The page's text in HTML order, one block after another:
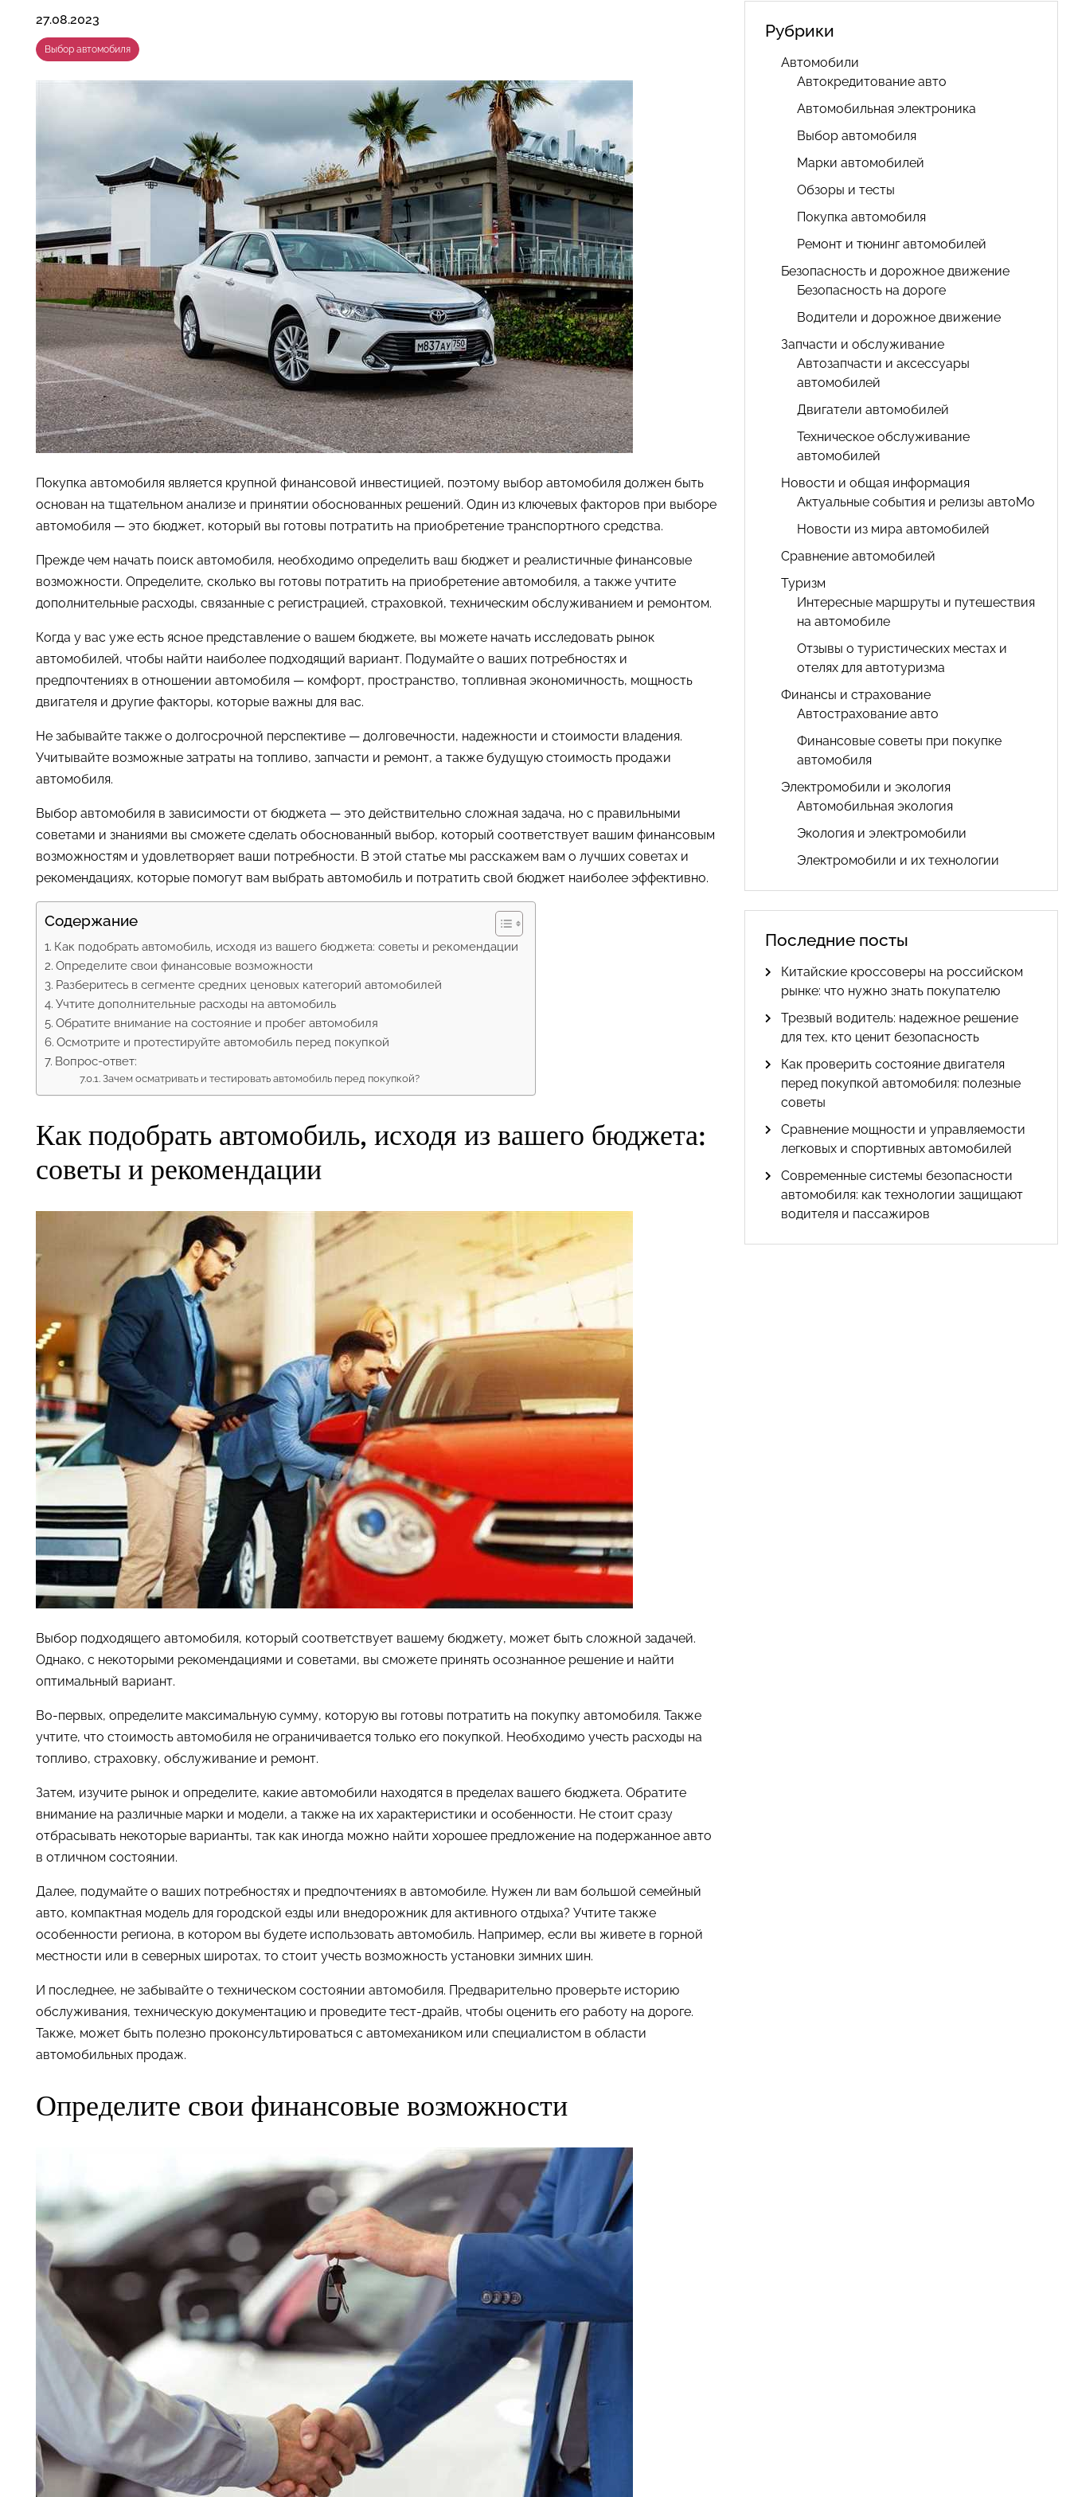
27.08.2023
Выбор автомобиля
Покупка автомобиля является крупной финансовой инвестицией, поэтому выбор автомобиля должен быть
основан на тщательном анализе и принятии обоснованных решений. Один из ключевых факторов при выборе
автомобиля — это бюджет, который вы готовы потратить на приобретение транспортного средства.
Прежде чем начать поиск автомобиля, необходимо определить ваш бюджет и реалистичные финансовые
возможности. Определите, сколько вы готовы потратить на приобретение автомобиля, а также учтите
дополнительные расходы, связанные с регистрацией, страховкой, техническим обслуживанием и ремонтом.
Когда у вас уже есть ясное представление о вашем бюджете, вы можете начать исследовать рынок
автомобилей, чтобы найти наиболее подходящий вариант. Подумайте о ваших потребностях и
предпочтениях в отношении автомобиля — комфорт, пространство, топливная экономичность, мощность
двигателя и другие факторы, которые важны для вас.
Не забывайте также о долгосрочной перспективе — долговечности, надежности и стоимости владения.
Учитывайте возможные затраты на топливо, запчасти и ремонт, а также будущую стоимость продажи
автомобиля.
Выбор автомобиля в зависимости от бюджета — это действительно сложная задача, но с правильными
советами и знаниями вы сможете сделать обоснованный выбор, который соответствует вашим финансовым
возможностям и удовлетворяет ваши потребности. В этой статье мы расскажем вам о лучших советах и
рекомендациях, которые помогут вам выбрать автомобиль и потратить свой бюджет наиболее эффективно.
Содержание
Как подобрать автомобиль, исходя из вашего бюджета: советы и рекомендации
Определите свои финансовые возможности
Разберитесь в сегменте средних ценовых категорий автомобилей
Учтите дополнительные расходы на автомобиль
Обратите внимание на состояние и пробег автомобиля
Осмотрите и протестируйте автомобиль перед покупкой
Вопрос-ответ:
Зачем осматривать и тестировать автомобиль перед покупкой?
Как подобрать автомобиль, исходя из вашего бюджета:
советы и рекомендации
Выбор подходящего автомобиля, который соответствует вашему бюджету, может быть сложной задачей.
Однако, с некоторыми рекомендациями и советами, вы сможете принять осознанное решение и найти
оптимальный вариант.
Во-первых, определите максимальную сумму, которую вы готовы потратить на покупку автомобиля. Также
учтите, что стоимость автомобиля не ограничивается только его покупкой. Необходимо учесть расходы на
топливо, страховку, обслуживание и ремонт.
Затем, изучите рынок и определите, какие автомобили находятся в пределах вашего бюджета. Обратите
внимание на различные марки и модели, а также на их характеристики и особенности. Не стоит сразу
отбрасывать некоторые варианты, так как иногда можно найти хорошее предложение на подержанное авто
в отличном состоянии.
Далее, подумайте о ваших потребностях и предпочтениях в автомобиле. Нужен ли вам большой семейный
авто, компактная модель для городской езды или внедорожник для активного отдыха? Учтите также
особенности региона, в котором вы будете использовать автомобиль. Например, если вы живете в горной
местности или в северных широтах, то стоит учесть возможность установки зимних шин.
И последнее, не забывайте о техническом состоянии автомобиля. Предварительно проверьте историю
обслуживания, техническую документацию и проведите тест-драйв, чтобы оценить его работу на дороге.
Также, может быть полезно проконсультироваться с автомехаником или специалистом в области
автомобильных продаж.
Определите свои финансовые возможности
Рубрики
Автомобили
Автокредитование авто
Автомобильная электроника
Выбор автомобиля
Марки автомобилей
Обзоры и тесты
Покупка автомобиля
Ремонт и тюнинг автомобилей
Безопасность и дорожное движение
Безопасность на дороге
Водители и дорожное движение
Запчасти и обслуживание
Автозапчасти и аксессуары
автомобилей
Двигатели автомобилей
Техническое обслуживание
автомобилей
Новости и общая информация
Актуальные события и релизы автоМо
Новости из мира автомобилей
Сравнение автомобилей
Туризм
Интересные маршруты и путешествия
на автомобиле
Отзывы о туристических местах и
отелях для автотуризма
Финансы и страхование
Автострахование авто
Финансовые советы при покупке
автомобиля
Электромобили и экология
Автомобильная экология
Экология и электромобили
Электромобили и их технологии
Последние посты
Китайские кроссоверы на российском
рынке: что нужно знать покупателю
Трезвый водитель: надежное решение
для тех, кто ценит безопасность
Как проверить состояние двигателя
перед покупкой автомобиля: полезные
советы
Сравнение мощности и управляемости
легковых и спортивных автомобилей
Современные системы безопасности
автомобиля: как технологии защищают
водителя и пассажиров